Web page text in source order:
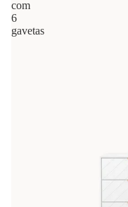
com
6
gavetas